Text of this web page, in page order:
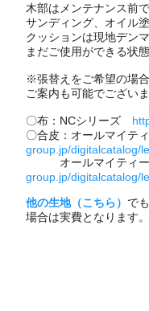
木部はメンテナンス前
サンディング、オイル
クッションは現地デン
まだご使用ができる状態
※張替えをご希望の場
ご案内も可能でござい
〇布：NCシリーズ
〇合皮：オールマイ
group.jp/digitalcatalog/
オールマイティ
group.jp/digitalcatalog/
他の生地（こちら） で
場合は実費となります。